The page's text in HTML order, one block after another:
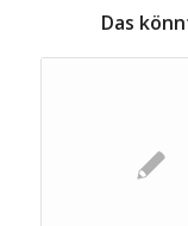
Das